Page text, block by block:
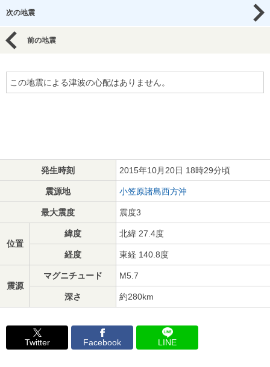
次の地震
前の地震
この地震による津波の心配はありません。
発生時刻 2015年10月20日 18時29分頃
震源地 小笠原諸島西方沖
最大震度 震度3
位置
緯度 北緯 27.4度
経度 東経 140.8度
震源
マグニチュード M5.7
深さ 約280km
Twitter Facebook LINE